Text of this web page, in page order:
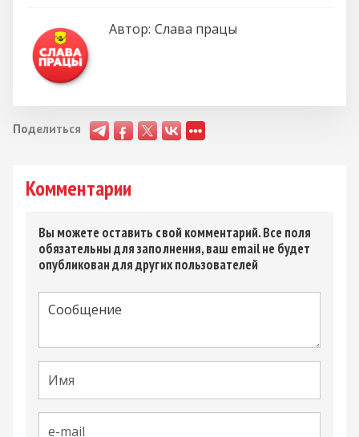
Автор: Слава працы
Поделиться
Комментарии
Вы можете оставить свой комментарий. Все поля
обязательны для заполнения, ваш email не будет
опубликован для других пользователей